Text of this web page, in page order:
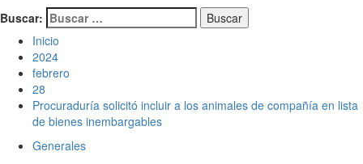
Buscar:
Inicio
2024
febrero
28
Procuraduría solicitó incluir a los animales de compañía en lista
de bienes inembargables
Generales